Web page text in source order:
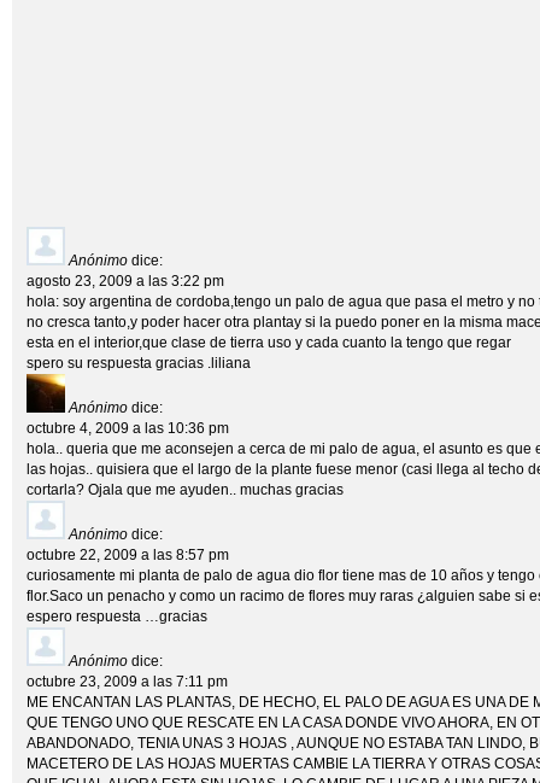
Anónimo dice:
agosto 23, 2009 a las 3:22 pm
hola: soy argentina de cordoba,tengo un palo de agua que pasa el metro y
no cresca tanto,y poder hacer otra plantay si la puedo poner en la misma
esta en el interior,que clase de tierra uso y cada cuanto la tengo que regar
spero su respuesta gracias .liliana
Anónimo dice:
octubre 4, 2009 a las 10:36 pm
hola.. queria que me aconsejen a cerca de mi palo de agua, el asunto es que
las hojas.. quisiera que el largo de la plante fuese menor (casi llega al techo
cortarla? Ojala que me ayuden.. muchas gracias
Anónimo dice:
octubre 22, 2009 a las 8:57 pm
curiosamente mi planta de palo de agua dio flor tiene mas de 10 años y
flor.Saco un penacho y como un racimo de flores muy raras ¿alguien sabe si
espero respuesta …gracias
Anónimo dice:
octubre 23, 2009 a las 7:11 pm
ME ENCANTAN LAS PLANTAS, DE HECHO, EL PALO DE AGUA ES UNA DE
QUE TENGO UNO QUE RESCATE EN LA CASA DONDE VIVO AHORA, EN
ABANDONADO, TENIA UNAS 3 HOJAS , AUNQUE NO ESTABA TAN LINDO,
MACETERO DE LAS HOJAS MUERTAS CAMBIE LA TIERRA Y OTRAS